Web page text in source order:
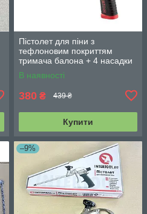
Пістолет для піни з
тефлоновим покриттям
тримача балона + 4 насадки
професійний INTERTOOL PT-
0609
В наявності
380 ₴ 439 ₴
Купити
–9%